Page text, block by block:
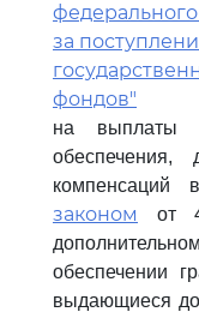
за
фондов"
на выплаты
компенсаций
законом
от
обеспечении
выдающиеся